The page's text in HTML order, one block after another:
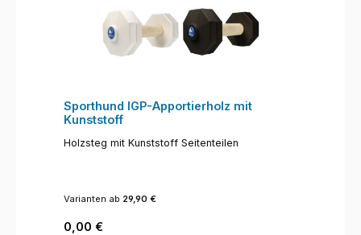
Sporthund IGP-Apportierholz mit
Kunststoff
Holzsteg mit Kunststoff Seitenteilen
Varianten ab 29,90 €
Regulärer Preis:
0,00 €